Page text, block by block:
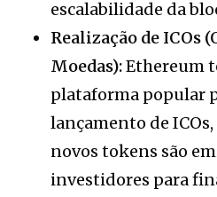
escalabilidade da
Realização de ICOs
Moedas):Ethereum
plataforma popular
lançamento de
novos tokens são
investidores para